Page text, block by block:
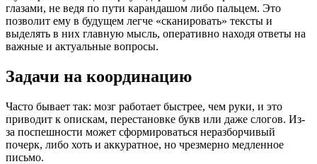
глазами, не ведя по пути карандашом либо пальцем. Это
позволит ему в будущем легче «сканировать» тексты и
выделять в них главную мысль, оперативно находя ответы на
важные и актуальные вопросы.
Задачи на координацию
Часто бывает так: мозг работает быстрее, чем руки, и это
приводит к опискам, перестановке букв или даже слогов. Из-
за поспешности может сформироваться неразборчивый
почерк, либо хоть и аккуратное, но чрезмерно медленное
письмо.